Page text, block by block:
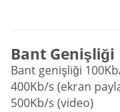
Bant Genişliği
Bant genişliği
400Kb/s (ekran
500Kb/s (video)